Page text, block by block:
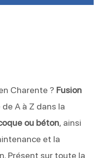
Charente ? Fusion
A à Z dans la
ou béton, ainsi
et la
Présent sur toute la